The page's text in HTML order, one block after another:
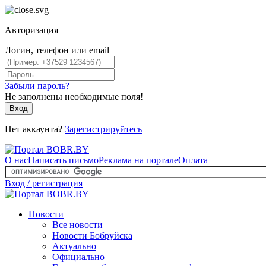
Авторизация
Логин, телефон или email
Забыли пароль?
Не заполнены необходимые поля!
Вход
Нет аккаунта? Зарегистрируйтесь
О насНаписать письмоРеклама на порталеОплата
Вход / регистрация
Новости
Все новости
Новости Бобруйска
Актуально
Официально